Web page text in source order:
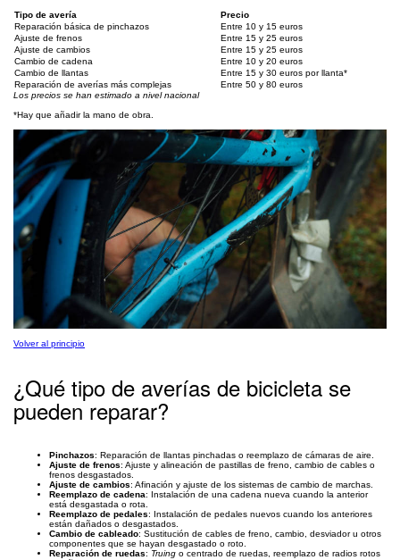
Tipo de avería
Precio
Reparación básica de pinchazos
Entre 10 y 15 euros
Ajuste de frenos
Entre 15 y 25 euros
Ajuste de cambios
Entre 15 y 25 euros
Cambio de cadena
Entre 10 y 20 euros
Cambio de llantas
Entre 15 y 30 euros por llanta*
Reparación de averías más complejas
Entre 50 y 80 euros
Los precios se han estimado a nivel nacional
*Hay que añadir la mano de obra.
Volver al principio
¿Qué tipo de averías de bicicleta se
pueden reparar?
Pinchazos: Reparación de llantas pinchadas o reemplazo de cámaras de aire.
Ajuste de frenos: Ajuste y alineación de pastillas de freno, cambio de cables o
frenos desgastados.
Ajuste de cambios: Afinación y ajuste de los sistemas de cambio de marchas.
Reemplazo de cadena: Instalación de una cadena nueva cuando la anterior
está desgastada o rota.
Reemplazo de pedales: Instalación de pedales nuevos cuando los anteriores
están dañados o desgastados.
Cambio de cableado: Sustitución de cables de freno, cambio, desviador u otros
componentes que se hayan desgastado o roto.
Reparación de ruedas: Truing o centrado de ruedas, reemplazo de radios rotos